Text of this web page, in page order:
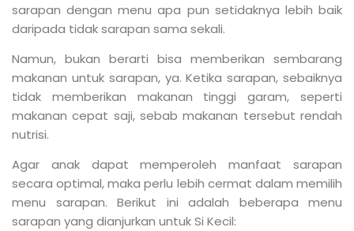
sarapan dengan menu apa pun setidaknya lebih baik
daripada tidak sarapan sama sekali.
Namun, bukan berarti bisa memberikan sembarang
makanan untuk sarapan, ya. Ketika sarapan, sebaiknya
tidak memberikan makanan tinggi garam, seperti
makanan cepat saji, sebab makanan tersebut rendah
nutrisi.
Agar anak dapat memperoleh manfaat sarapan
secara optimal, maka perlu lebih cermat dalam memilih
menu sarapan. Berikut ini adalah beberapa menu
sarapan yang dianjurkan untuk Si Kecil: